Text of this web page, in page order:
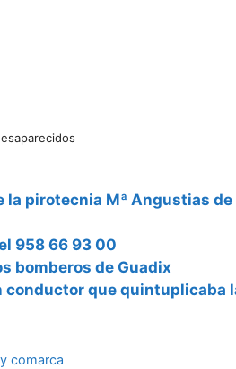
la pirotecnia Mª Angustias de
958 66 93 00
bomberos de Guadix
conductor que quintuplicaba
comarca